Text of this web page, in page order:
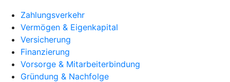
Zahlungsverkehr
Vermögen & Eigenkapital
Versicherung
Finanzierung
Vorsorge & Mitarbeiterbindung
Gründung & Nachfolge